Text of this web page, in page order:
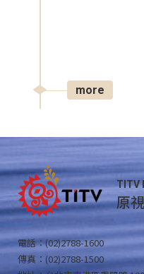
more
TITV
原
電話：(02)2788-1600
傳真：(02)2788-1500